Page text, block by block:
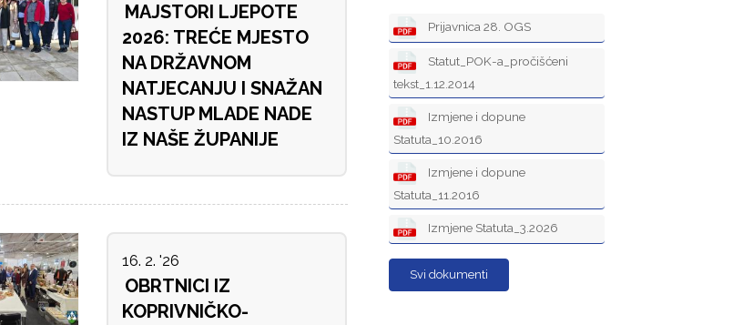
MAJSTORI LJEPOTE
2026: TREĆE MJESTO
NA DRŽAVNOM
NATJECANJU I SNAŽAN
NASTUP MLADE NADE
IZ NAŠE ŽUPANIJE
16. 2. '26
OBRTNICI IZ
KOPRIVNIČKO-
Prijavnica 28. OGS
Statut_POK-a_pročišćeni
tekst_1.12.2014
Izmjene i dopune
Statuta_10.2016
Izmjene i dopune
Statuta_11.2016
Izmjene Statuta_3.2026
Svi dokumenti